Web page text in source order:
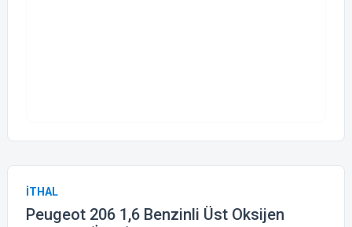
İTHAL
Peugeot 206 1,6 Benzinli Üst Oksijen